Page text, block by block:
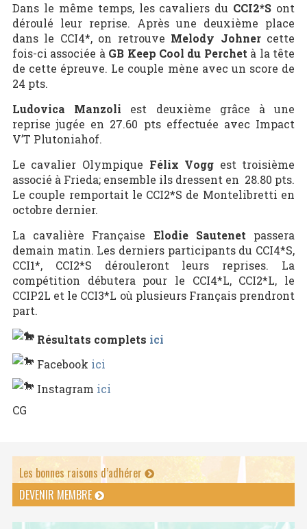
Dans le même temps, les cavaliers du CCI2*S ont
déroulé leur reprise. Après une deuxième place
dans le CCI4*, on retrouve Melody Johnercette
fois-ci associée à GB Keep Cool du Perchet à la tête
de cette épreuve. Le couple mène avec un score de
24 pts.
Ludovica Manzoli est deuxième grâce à une
reprise jugée en 27.60 pts effectuée avec Impact
V’T Plutoniahof.
Le cavalier Olympique Félix Vogg est troisième
associé à Frieda; ensemble ils dressent en 28.80 pts.
Le couple remportait le CCI2*S de Montelibretti en
octobre dernier.
La cavalière Française Elodie Sautenet passera
demain matin. Les derniers participants du CCI4*S,
CCI1*, CCI2*S dérouleront leurs reprises. La
compétition débutera pour le CCI4*L, CCI2*L, le
CCIP2L et le CCI3*L où plusieurs Français prendront
part.
Résultats complets ici
Facebook ici
Instagram ici
CG
Les bonnes raisons d’adhérer
DEVENIR MEMBRE